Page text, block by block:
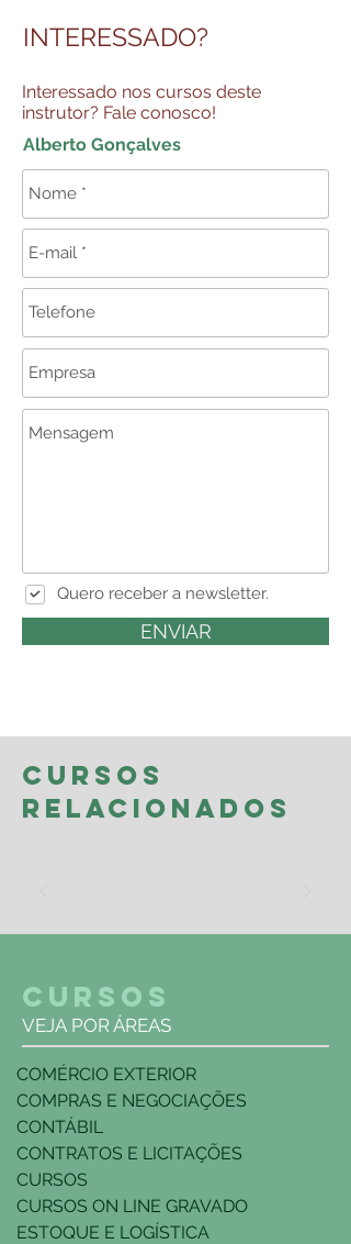
INTERESSADO?
Interessado nos cursos deste
instrutor? Fale conosco!
Alberto Gonçalves
Quero receber a newsletter.
ENVIAR
CURSOS
RELACIONADOS
CURSOS
VEJA POR ÁREAS
COMÉRCIO EXTERIOR
COMPRAS E NEGOCIAÇÕES
CONTÁBIL
CONTRATOS E LICITAÇÕES
CURSOS
CURSOS ON LINE GRAVADO
ESTOQUE E LOGÍSTICA